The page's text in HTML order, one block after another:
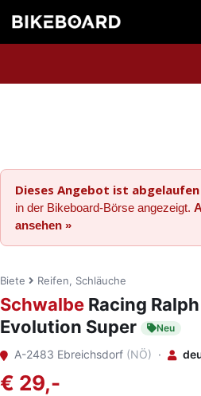
Dieses Angebot ist abgelaufen
in der Bikeboard-Börse angezeigt.
ansehen »
Biete Reifen, Schläuche
Schwalbe Racing
Evolution Super
Neu
A-2483 Ebreichsdorf (NÖ) ·
€ 29,-